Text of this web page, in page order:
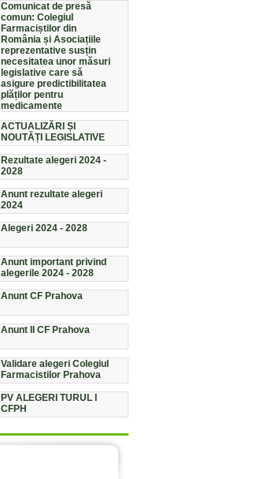
Comunicat de presă
comun: Colegiul
Farmaciștilor din
România și Asociațiile
reprezentative susțin
necesitatea unor măsuri
legislative care să
asigure predictibilitatea
plăților pentru
medicamente
ACTUALIZĂRI ȘI
NOUTĂȚI LEGISLATIVE
Rezultate alegeri 2024 -
2028
Anunt rezultate alegeri
2024
Alegeri 2024 - 2028
Anunt important privind
alegerile 2024 - 2028
Anunt CF Prahova
Anunt II CF Prahova
Validare alegeri Colegiul
Farmacistilor Prahova
PV ALEGERI TURUL I
CFPH